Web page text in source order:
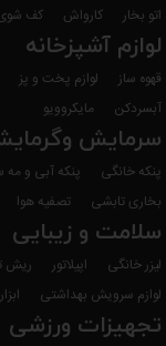
اتو بخار
کارواش کف
لوازم آشپزخانه
قهوه ساز لوازم پخت و پز
آبسردکن
مایکروویو
سرمایش
پنکه خانگی پنکه آبی و مه
بخاری تابشی
تصفیه هوا
سلامت و زیبایی
لیزر خانگی اپیلاتور ریش
لوازم سرویش بهداشتی
تجهیزات ورزشی